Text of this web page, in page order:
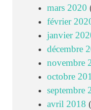
mars 2020
février
janvier
décembre
novembre
octobre
septembre
avril 2018